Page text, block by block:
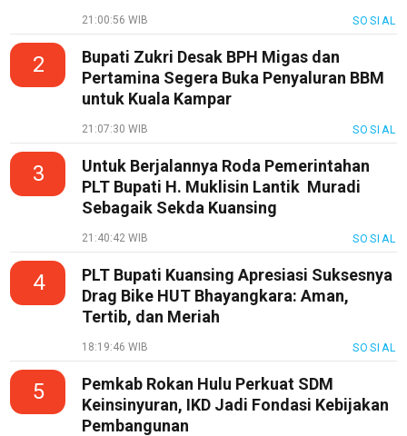
21:00:56 WIB SOSIAL
2
Bupati Zukri Desak BPH Migas dan
Pertamina Segera Buka Penyaluran BBM
untuk Kuala Kampar
21:07:30 WIB SOSIAL
3
Untuk Berjalannya Roda Pemerintahan
PLT Bupati H. Muklisin Lantik Muradi
Sebagaik Sekda Kuansing
21:40:42 WIB SOSIAL
4
PLT Bupati Kuansing Apresiasi Suksesnya
Drag Bike HUT Bhayangkara: Aman,
Tertib, dan Meriah
18:19:46 WIB SOSIAL
5
Pemkab Rokan Hulu Perkuat SDM
Keinsinyuran, IKD Jadi Fondasi Kebijakan
Pembangunan